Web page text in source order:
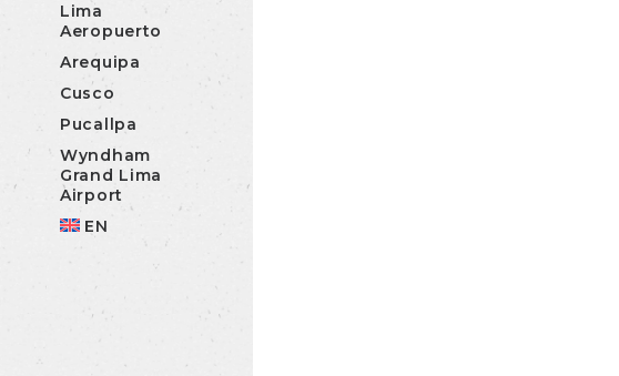
Lima
Aeropuerto
Arequipa
Cusco
Pucallpa
Wyndham
Grand Lima
Airport
EN